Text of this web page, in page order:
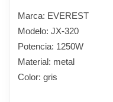
Marca: EVEREST
Modelo: JX-320
Potencia: 1250W
Material: metal
Color: gris